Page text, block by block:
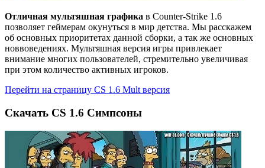
Отличная мультяшная графика в Counter-Strike 1.6
позволяет геймерам окунуться в мир детства. Мы расскажем
об основных приоритетах данной сборки, а так же основных
новвоведениях. Мультяшная версия игры привлекает
внимание многих пользователей, стремительно увеличивая
при этом количество активных игроков.
Перейти на страницу CS 1.6 Mult версия
Cкачать CS 1.6 Симпсоны